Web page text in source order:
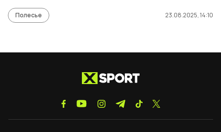
Полесье 23.08.2025, 14:10